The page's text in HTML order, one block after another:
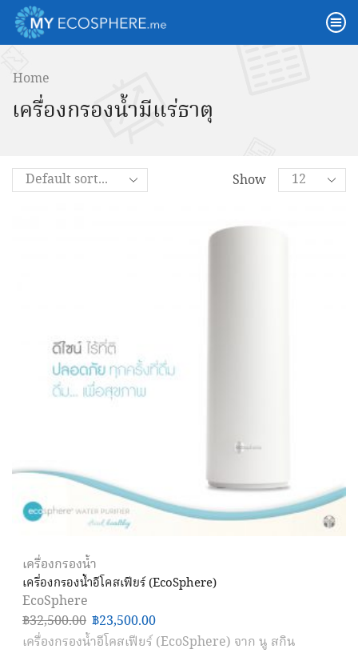
Home
เครื่องกรองน้ำมีแร่ธาตุ
Show
เครื่องกรองน้ำ
เครื่องกรองน้ำอีโคสเฟียร์ (EcoSphere)
EcoSphere
฿32,500.00 ฿23,500.00
เครื่องกรองน้ำอีโคสเฟียร์ (EcoSphere) จาก นู สกิน